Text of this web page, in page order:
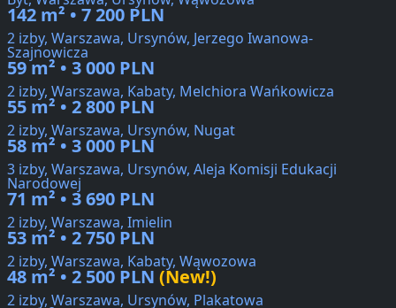
142 m² • 7 200 PLN
2 izby, Warszawa, Ursynów, Jerzego Iwanowa-
Szajnowicza
59 m² • 3 000 PLN
2 izby, Warszawa, Kabaty, Melchiora Wańkowicza
55 m² • 2 800 PLN
2 izby, Warszawa, Ursynów, Nugat
58 m² • 3 000 PLN
3 izby, Warszawa, Ursynów, Aleja Komisji Edukacji
Narodowej
71 m² • 3 690 PLN
2 izby, Warszawa, Imielin
53 m² • 2 750 PLN
2 izby, Warszawa, Kabaty, Wąwozowa
48 m² • 2 500 PLN (New!)
2 izby, Warszawa, Ursynów, Plakatowa